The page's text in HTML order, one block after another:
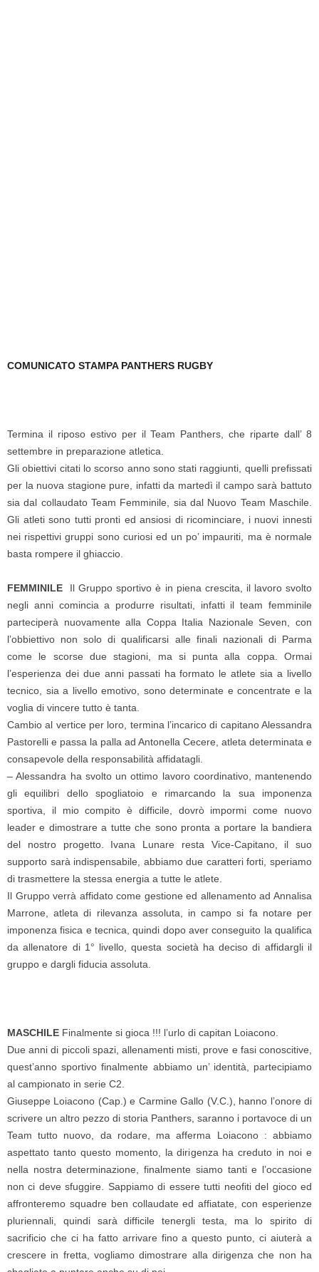
COMUNICATO STAMPA PANTHERS RUGBY
Termina il riposo estivo per il Team Panthers, che riparte dall’ 8
settembre in preparazione atletica.
Gli obiettivi citati lo scorso anno sono stati raggiunti, quelli prefissati
per la nuova stagione pure, infatti da martedì il campo sarà battuto
sia dal collaudato Team Femminile, sia dal Nuovo Team Maschile.
Gli atleti sono tutti pronti ed ansiosi di ricominciare, i nuovi innesti
nei rispettivi gruppi sono curiosi ed un po’ impauriti, ma è normale
basta rompere il ghiaccio.
FEMMINILE
Il Gruppo sportivo è in piena crescita, il lavoro svolto
negli anni comincia a produrre risultati, infatti il team femminile
parteciperà nuovamente alla Coppa Italia Nazionale Seven, con
l’obbiettivo non solo di qualificarsi alle finali nazionali di Parma
come le scorse due stagioni, ma si punta alla coppa. Ormai
l’esperienza dei due anni passati ha formato le atlete sia a livello
tecnico, sia a livello emotivo, sono determinate e concentrate e la
voglia di vincere tutto è tanta.
Cambio al vertice per loro, termina l’incarico di capitano Alessandra
Pastorelli e passa la palla ad Antonella Cecere, atleta determinata e
consapevole della responsabilità affidatagli.
– Alessandra ha svolto un ottimo lavoro coordinativo, mantenendo
gli equilibri dello spogliatoio e rimarcando la sua imponenza
sportiva, il mio compito è difficile, dovrò impormi come nuovo
leader e dimostrare a tutte che sono pronta a portare la bandiera
del nostro progetto. Ivana Lunare resta Vice-Capitano, il suo
supporto sarà indispensabile, abbiamo due caratteri forti, speriamo
di trasmettere la stessa energia a tutte le atlete.
Il Gruppo verrà affidato come gestione ed allenamento ad Annalisa
Marrone, atleta di rilevanza assoluta, in campo si fa notare per
imponenza fisica e tecnica, quindi dopo aver conseguito la qualifica
da allenatore di 1° livello, questa società ha deciso di affidargli il
gruppo e dargli fiducia assoluta.
MASCHILE Finalmente si gioca !!! l’urlo di capitan Loiacono.
Due anni di piccoli spazi, allenamenti misti, prove e fasi conoscitive,
quest’anno sportivo finalmente abbiamo un’ identità, partecipiamo
al campionato in serie C2.
Giuseppe Loiacono (Cap.) e Carmine Gallo (V.C.), hanno l’onore di
scrivere un altro pezzo di storia Panthers, saranno i portavoce di un
Team tutto nuovo, da rodare, ma afferma Loiacono : abbiamo
aspettato tanto questo momento, la dirigenza ha creduto in noi e
nella nostra determinazione, finalmente siamo tanti e l’occasione
non ci deve sfuggire. Sappiamo di essere tutti neofiti del gioco ed
affronteremo squadre ben collaudate ed affiatate, con esperienze
pluriennali, quindi sarà difficile tenergli testa, ma lo spirito di
sacrificio che ci ha fatto arrivare fino a questo punto, ci aiuterà a
crescere in fretta, vogliamo dimostrare alla dirigenza che non ha